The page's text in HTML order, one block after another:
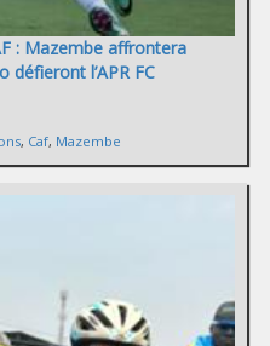
: Mazembe affrontera
défieront l’APR FC
, Caf, Mazembe